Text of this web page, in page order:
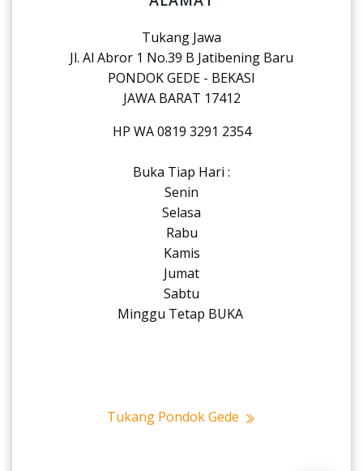
Tukang Jawa
Jl. Al Abror 1 No.39 B Jatibening Baru
PONDOK GEDE - BEKASI
JAWA BARAT 17412
HP WA 0819 3291 2354
Buka Tiap Hari :
Senin
Selasa
Rabu
Kamis
Jumat
Sabtu
Minggu Tetap BUKA
Tukang Pondok Gede